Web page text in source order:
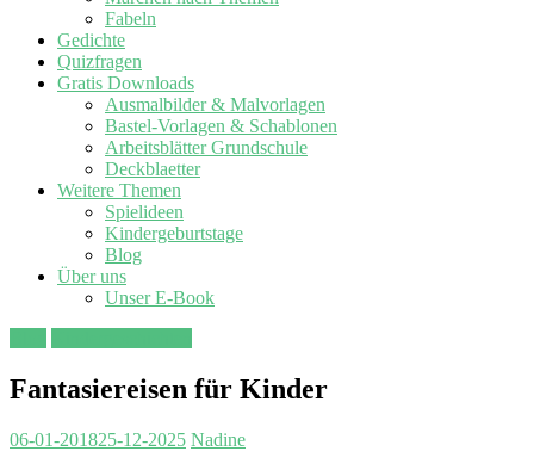
Fabeln
Gedichte
Quizfragen
Gratis Downloads
Ausmalbilder & Malvorlagen
Bastel-Vorlagen & Schablonen
Arbeitsblätter Grundschule
Deckblaetter
Weitere Themen
Spielideen
Kindergeburtstage
Blog
Über uns
Unser E-Book
Fantasiereisen für Kinder
06-01-201825-12-2025 Nadine